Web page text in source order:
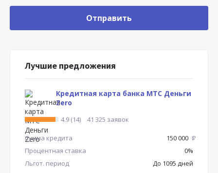
Лучшие предложения
Кредитная карта банка МТС Деньги
Zero
4.9 (14) 41 325 заявок
Сумма кредита 150 000 Р
Процентная ставка
0%
Льгот. период
До 1095 дней